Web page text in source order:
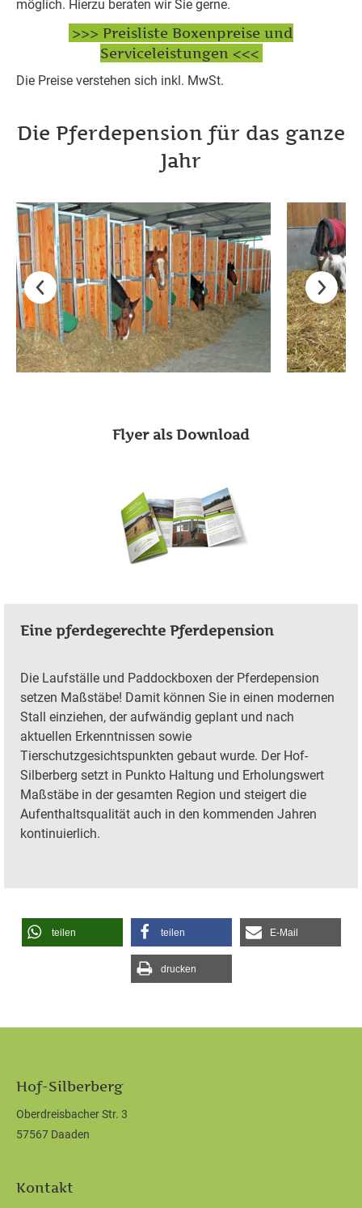
möglich. Hierzu beraten wir Sie gerne.
>>> Preisliste Boxenpreise und
Serviceleistungen <<<
Die Preise verstehen sich inkl. MwSt.
Die Pferdepension für das ganze
Jahr
Eine pferdegerechte Pferdepension
Die Laufställe und Paddockboxen der Pferdepension
setzen Maßstäbe! Damit können Sie in einen modernen
Stall einziehen, der aufwändig geplant und nach
aktuellen Erkenntnissen sowie
Tierschutzgesichtspunkten gebaut wurde. Der Hof-
Silberberg setzt in Punkto Haltung und Erholungswert
Maßstäbe in der gesamten Region und steigert die
Aufenthaltsqualität auch in den kommenden Jahren
kontinuierlich.
Flyer als Download
teilen teilen E-Mail
drucken
Hof-Silberberg
Oberdreisbacher Str. 3
57567 Daaden
Kontakt